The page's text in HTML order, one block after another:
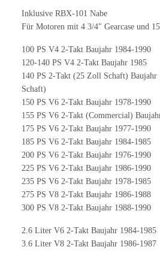
Inklusive RBX-101 Nabe
Für Motoren mit 4 3/4" Gearcase und
100 PS V4 2-Takt Baujahr 1984-1990
120-140 PS V4 2-Takt Baujahr 1985
140 PS 2-Takt (25 Zoll Schaft)
Schaft)
150 PS V6 2-Takt Baujahr 1978-1990
155 PS V6 2-Takt (Commercial)
175 PS V6 2-Takt Baujahr 1977-1990
185 PS V6 2-Takt Baujahr 1984-1985
200 PS V6 2-Takt Baujahr 1976-1990
225 PS V6 2-Takt Baujahr 1986-1990
235 PS V6 2-Takt Baujahr 1978-1985
275 PS V8 2-Takt Baujahr 1986-1988
300 PS V8 2-Takt Baujahr 1988-1990
2.6 Liter V6 2-Takt Baujahr 1984-1985
3.6 Liter V8 2-Takt Baujahr 1986-1987